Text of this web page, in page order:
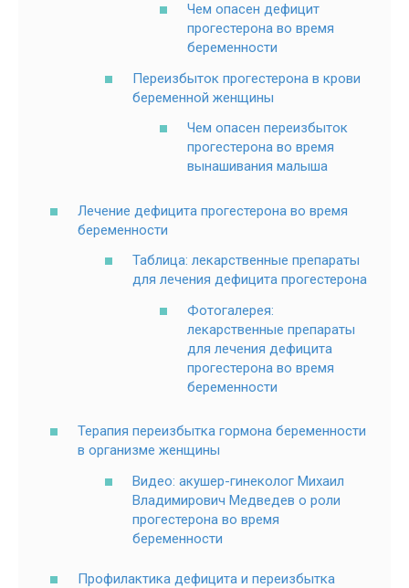
Чем опасен дефицит
прогестерона во время
беременности
Переизбыток прогестерона в крови
беременной женщины
Чем опасен переизбыток
прогестерона во время
вынашивания малыша
Лечение дефицита прогестерона во время
беременности
Таблица: лекарственные препараты
для лечения дефицита прогестерона
Фотогалерея:
лекарственные препараты
для лечения дефицита
прогестерона во время
беременности
Терапия переизбытка гормона беременности
в организме женщины
Видео: акушер-гинеколог Михаил
Владимирович Медведев о роли
прогестерона во время
беременности
Профилактика дефицита и переизбытка